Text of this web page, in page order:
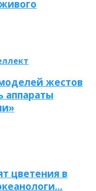
жестов
аппараты
цветения в